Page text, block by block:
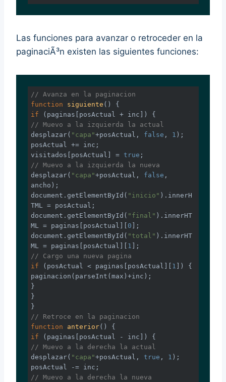
Las funciones para avanzar o retroceder en la
paginaciÃ³n existen las siguientes funciones:
// Avanza en la paginacion
function
siguiente ( )
if
// Muevo a la izquierda la actual
desplazar( "capa"+posActual, false , 1 );
posActual += inc;
visitados[posActual] = true
// Muevo a la izquierda la nueva
desplazar( "capa"+posActual, false ,
document .getElementById( "inicio" ).innerH
document .getElementById( "final" ).innerHT
ML = paginas[posActual][ 0
document .getElementById( "total" ).innerHT
ML = paginas[posActual][ 1
// Cargo una nueva pagina
if (posActual < paginas[posActual][ 1 ]) {
paginacion( parseInt (max)+inc);
}
}
// Retroce en la paginacion
function
anterior( )
if
// Muevo a la derecha la actual
desplazar( "capa"+posActual, true , 1 );
// Muevo a la derecha la nueva